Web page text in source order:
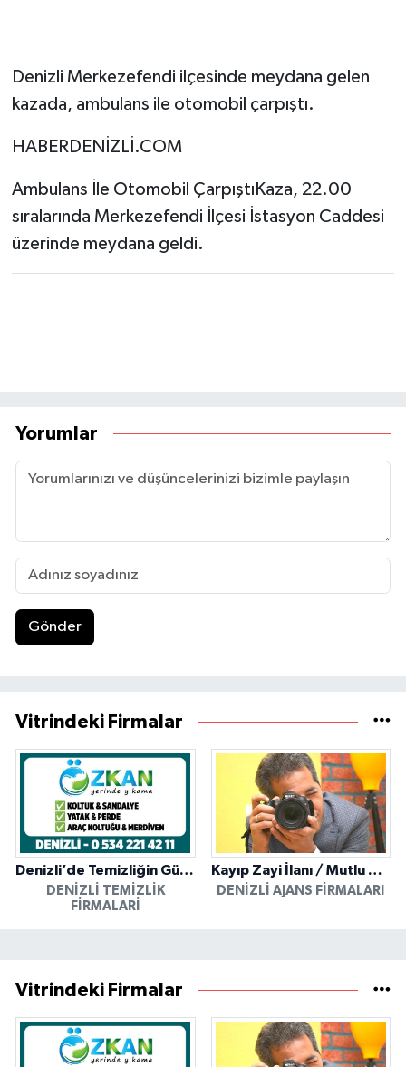
Denizli Merkezefendi ilçesinde meydana gelen
kazada, ambulans ile otomobil çarpıştı.
HABERDENİZLİ.COM
Ambulans İle Otomobil ÇarpıştıKaza, 22.00
sıralarında Merkezefendi İlçesi İstasyon Caddesi
üzerinde meydana geldi.
Yorumlar
Gönder
Vitrindeki Firmalar
Denizli’de Temizliğin Güvenilir Adresi: Özkan Yerinde Yıkama
DENIZLI TEMIZLIK
FIRMALARI
Kayıp Zayi İlanı / Mutlu Ajans / Denizli
DENIZLI AJANS FIRMALARI
Vitrindeki Firmalar